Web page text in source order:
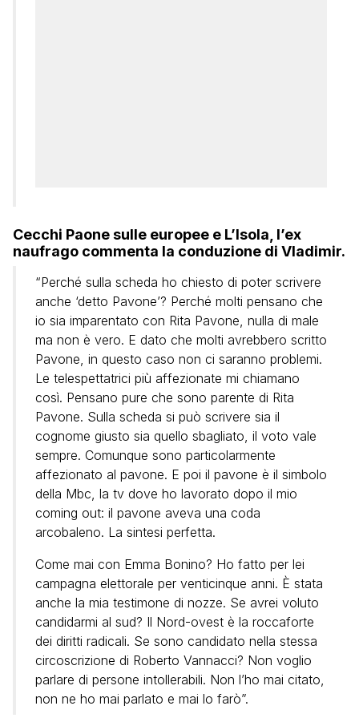
Cecchi Paone sulle europee e L’Isola, l’ex
naufrago commenta la conduzione di Vladimir.
“Perché sulla scheda ho chiesto di poter scrivere
anche ‘detto Pavone’? Perché molti pensano che
io sia imparentato con Rita Pavone, nulla di male
ma non è vero. E dato che molti avrebbero scritto
Pavone, in questo caso non ci saranno problemi.
Le telespettatrici più affezionate mi chiamano
così. Pensano pure che sono parente di Rita
Pavone. Sulla scheda si può scrivere sia il
cognome giusto sia quello sbagliato, il voto vale
sempre. Comunque sono particolarmente
affezionato al pavone. E poi il pavone è il simbolo
della Mbc, la tv dove ho lavorato dopo il mio
coming out: il pavone aveva una coda
arcobaleno. La sintesi perfetta.
Come mai con Emma Bonino? Ho fatto per lei
campagna elettorale per venticinque anni. È stata
anche la mia testimone di nozze. Se avrei voluto
candidarmi al sud? Il Nord-ovest è la roccaforte
dei diritti radicali. Se sono candidato nella stessa
circoscrizione di Roberto Vannacci? Non voglio
parlare di persone intollerabili. Non l’ho mai citato,
non ne ho mai parlato e mai lo farò”.